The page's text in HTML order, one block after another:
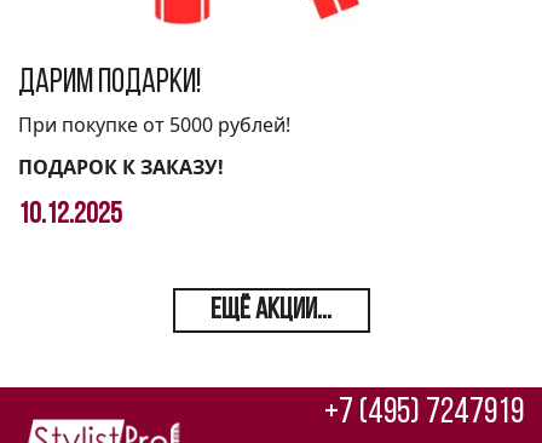
Дарим подарки!
При покупке от 5000 рублей!
ПОДАРОК К ЗАКАЗУ!
10.12.2025
ЕЩЁ АКЦИИ...
+7 (495) 7247919